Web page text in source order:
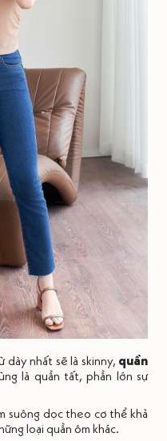
nhất sẽ là skinny, quần
là quần tất, phần lớn sự
suông dọc theo cơ thể khả
loại quần ôm khác.